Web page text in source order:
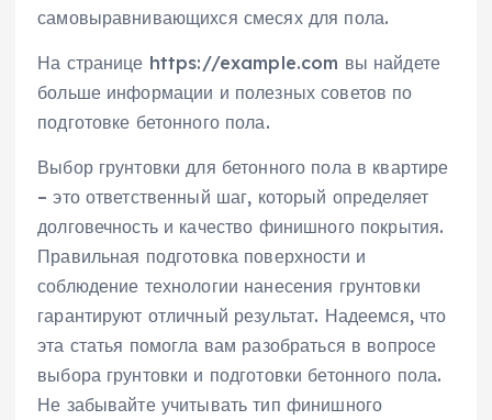
самовыравнивающихся смесях для пола.
На странице https://example.com вы найдете
больше информации и полезных советов по
подготовке бетонного пола.
Выбор грунтовки для бетонного пола в квартире
– это ответственный шаг, который определяет
долговечность и качество финишного покрытия.
Правильная подготовка поверхности и
соблюдение технологии нанесения грунтовки
гарантируют отличный результат. Надеемся, что
эта статья помогла вам разобраться в вопросе
выбора грунтовки и подготовки бетонного пола.
Не забывайте учитывать тип финишного